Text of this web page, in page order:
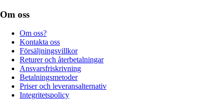
Om oss
Om oss?
Kontakta oss
Försäljningsvillkor
Returer och återbetalningar
Ansvarsfriskrivning
Betalningsmetoder
Priser och leveransalternativ
Integritetspolicy